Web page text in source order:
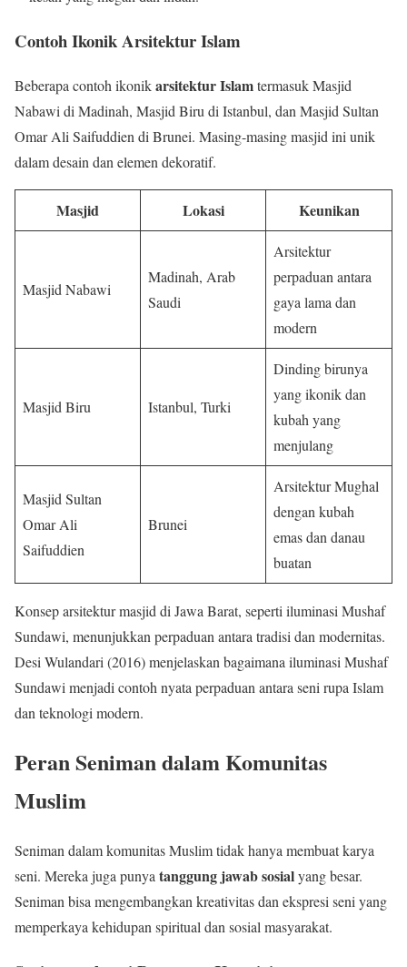
Contoh Ikonik Arsitektur Islam
Beberapa contoh ikonikarsitektur Islamtermasuk Masjid
Nabawi di Madinah, Masjid Biru di Istanbul, dan Masjid Sultan
Omar Ali Saifuddien di Brunei. Masing-masing masjid ini unik
dalam desain dan elemen dekoratif.
Masjid Lokasi Keunikan
Masjid Nabawi
Madinah, Arab
Saudi
Arsitektur
perpaduan antara
gaya lama dan
modern
Masjid Biru Istanbul, Turki
Dinding birunya
yang ikonik dan
kubah yang
menjulang
Masjid Sultan
Omar Ali
Saifuddien
Brunei
Arsitektur Mughal
dengan kubah
emas dan danau
buatan
Konsep arsitektur masjid di Jawa Barat, seperti iluminasi Mushaf
Sundawi, menunjukkan perpaduan antara tradisi dan modernitas.
Desi Wulandari (2016) menjelaskan bagaimana iluminasi Mushaf
Sundawi menjadi contoh nyata perpaduan antara seni rupa Islam
dan teknologi modern.
Peran Seniman dalam Komunitas
Muslim
Seniman dalam komunitas Muslim tidak hanya membuat karya
seni. Mereka juga punyatanggung jawab sosialyang besar.
Seniman bisa mengembangkan kreativitas dan ekspresi seni yang
memperkaya kehidupan spiritual dan sosial masyarakat.